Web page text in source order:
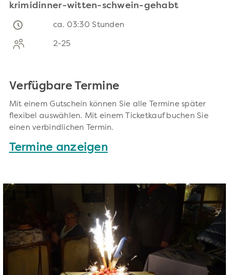
krimidinner-witten-schwein-gehabt
ca. 03:30 Stunden
2-25
Verfügbare Termine
Mit einem Gutschein können Sie alle Termine später
flexibel auswählen. Mit einem Ticketkauf buchen Sie
einen verbindlichen Termin.
Termine anzeigen